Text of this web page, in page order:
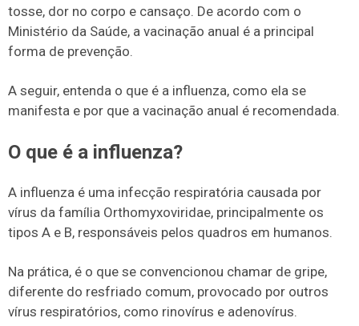
tosse, dor no corpo e cansaço. De acordo com o
Ministério da Saúde, a vacinação anual é a principal
forma de prevenção.
A seguir, entenda o que é a influenza, como ela se
manifesta e por que a vacinação anual é recomendada.
O que é a influenza?
A influenza é uma infecção respiratória causada por
vírus da família Orthomyxoviridae, principalmente os
tipos A e B, responsáveis pelos quadros em humanos.
Na prática, é o que se convencionou chamar de gripe,
diferente do resfriado comum, provocado por outros
vírus respiratórios, como rinovírus e adenovírus.